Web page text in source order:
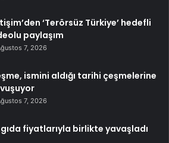
‘Terörsüz Türkiye’ hedefli
paylaşım
7, 2026
ismini aldığı tarihi çeşmelerine
7, 2026
fiyatlarıyla birlikte yavaşladı